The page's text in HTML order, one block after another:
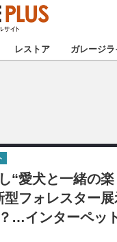
★ 厳選プロショッ
北陸
関西
四国
レストア ガレージラ
“愛犬と一緒の
フォレスター展
…インターペッ